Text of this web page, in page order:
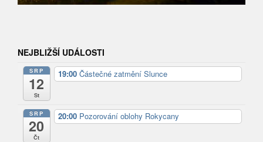
NEJBLIŽŠÍ UDÁLOSTI
SRP
12
St
19:00 Částečné zatmění Slunce
SRP
20
Čt
20:00 Pozorování oblohy Rokycany